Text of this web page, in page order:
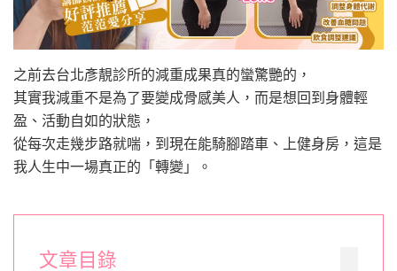
成
為
健
康
有
力
自
己！
我
減
之前去台北彥靚診所的減重成果真的蠻驚艷的，
其實我減重不是為了要變成骨感美人，而是想回到身體輕
盈、活動自如的狀態，
從每次走幾步路就喘，到現在能騎腳踏車、上健身房，這是
我人生中一場真正的「轉變」。
文章目錄